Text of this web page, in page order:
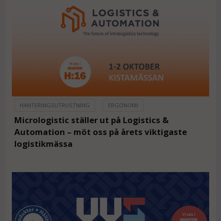
HANTERINGSUTRUSTNING ERGONOMI
Micrologistic ställer ut på Logistics &
Automation – möt oss på årets viktigaste
logistikmässa